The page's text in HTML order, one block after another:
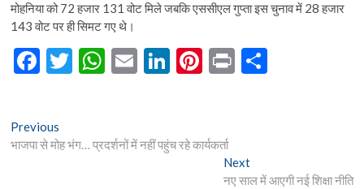
मोहनिया को 72 हजार 131 वोट मिले जबकि एससीएल गुप्ता इस चुनाव में 28 हजार
143 वोट पर ही सिमट गए थे।
F
b
T
er
W
s
E
l
Li
dI
Pi
es
Pr
Post
navigation
Previous
post:
भाजपा से मोह भंग… प्रदर्शनों में नहीं पहुंच रहे कार्यकर्ता
NextNext
post:
नए साल में आएगी नई शिक्षा नीति